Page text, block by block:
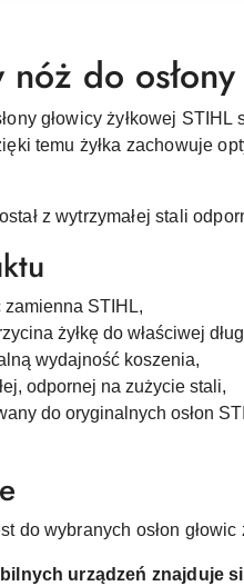
do
głowicy żyłkowej
temu żyłka zachowuje
z wytrzymałej stali
STIHL,
żyłkę do właściwej
wydajność koszenia,
odpornej na zużycie stali,
do oryginalnych osłon
do wybranych osłon
urządzeń znajduje